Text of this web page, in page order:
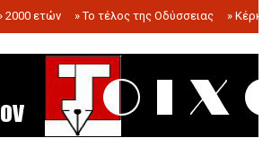
2000 ετών »Το τέλος της Οδύσσειας »